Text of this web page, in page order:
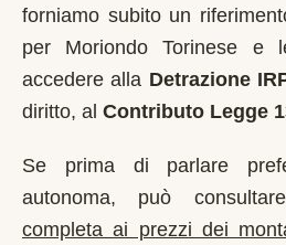
forniamo subito un
per Moriondo Torinese e
accedere alla Detrazione
diritto, al Contributo Legge
Se prima di parlare
autonoma, può
completa ai prezzi dei